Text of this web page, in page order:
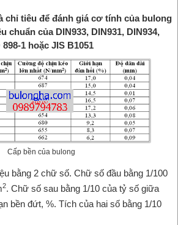
chỉ tiêu để đánh giá cơ tính của bulong
của DIN933, DIN931, DIN934,
898-1 hoặc JIS B1051
Cấp bền của bulong
bằng 2 chữ số. Chữ số đầu bằng 1/100
2. Chữ số sau bằng 1/10 của tỷ số giữa
bền đứt, %. Tích của hai số bằng 1/10